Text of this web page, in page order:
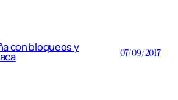
con bloqueos y 07/09/2017